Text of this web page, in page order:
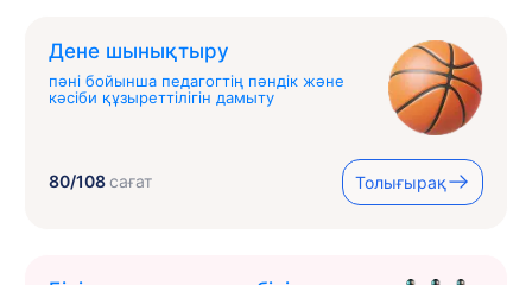
Дене шынықтыру
пәні бойынша педагогтің пәндік және
кәсіби құзыреттілігін дамыту
80/108сағат Толығырақ